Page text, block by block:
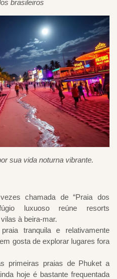
brasileiros
sua vida noturna vibrante.
chamada de “Praia dos
luxuoso reúne resorts
à beira-mar.
tranquila e relativamente
gosta de explorar lugares fora
primeiras praias de Phuket a
hoje é bastante frequentada